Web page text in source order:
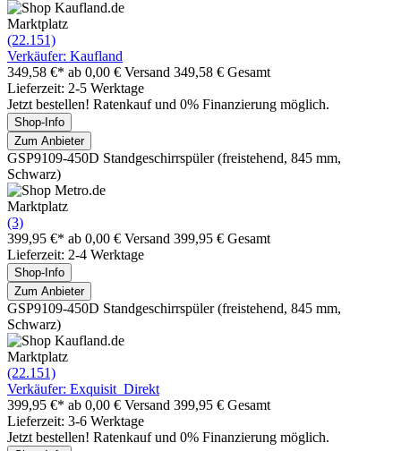
Marktplatz
(22.151)
Verkäufer: Kaufland
349,58 €* ab 0,00 € Versand 349,58 € Gesamt
Lieferzeit: 2-5 Werktage
Jetzt bestellen! Ratenkauf und 0% Finanzierung möglich.
Shop-Info
Zum Anbieter
GSP9109-450D Standgeschirrspüler (freistehend, 845 mm,
Schwarz)
Marktplatz
(3)
399,95 €* ab 0,00 € Versand 399,95 € Gesamt
Lieferzeit: 2-4 Werktage
Shop-Info
Zum Anbieter
GSP9109-450D Standgeschirrspüler (freistehend, 845 mm,
Schwarz)
Marktplatz
(22.151)
Verkäufer: Exquisit_Direkt
399,95 €* ab 0,00 € Versand 399,95 € Gesamt
Lieferzeit: 3-6 Werktage
Jetzt bestellen! Ratenkauf und 0% Finanzierung möglich.